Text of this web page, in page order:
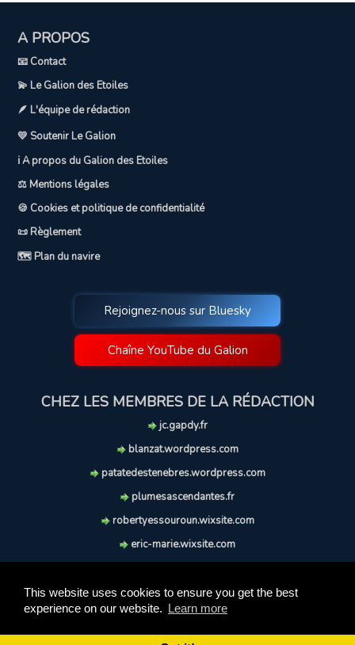
This website uses cookies to ensure you get the best
experience on our website. Learn more
A PROPOS
📧 Contact
💫 Le Galion des Etoiles
🪶 L'équipe de rédaction
💛 Soutenir Le Galion
ℹ️ A propos du Galion des Etoiles
⚖️ Mentions légales
🍪 Cookies et politique de confidentialité
📜 Règlement
🗺️ Plan du navire
Rejoignez-nous sur Bluesky
Chaîne YouTube du Galion
CHEZ LES MEMBRES DE LA RÉDACTION
jc.gapdy.fr
blanzat.wordpress.com
patatedestenebres.wordpress.com
plumesascendantes.fr
robertyessouroun.wixsite.com
eric-marie.wixsite.com
soufflereve.blogspot.com
Ce site est réalisé et maintenu avec coeur et passion.